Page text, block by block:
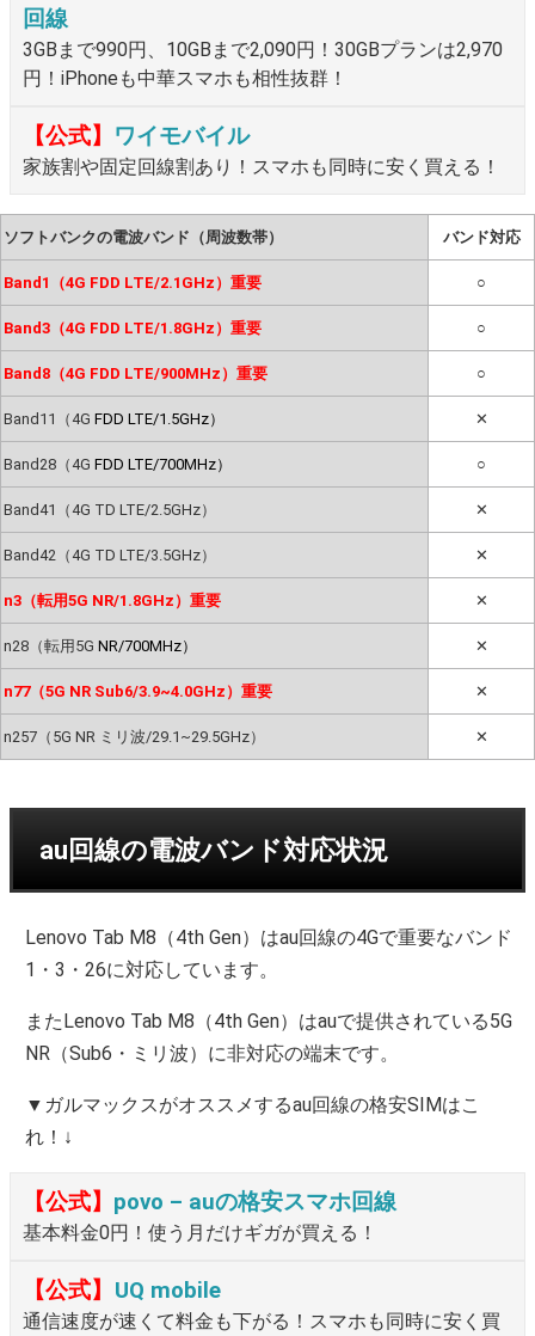
回線
3GBまで990円、10GBまで2,090円！30GBプランは2,970
円！iPhoneも中華スマホも相性抜群！
【公式】 ワイモバイル
家族割や固定回線割あり！スマホも同時に安く買える！
ソフトバンクの電波バンド（周波数帯） バンド対応
Band1（4G FDD LTE/2.1GHz）重要 ○
Band3（4G FDD LTE/1.8GHz）重要 ○
Band8（4G FDD LTE/900MHz）重要 ○
Band11（4G FDD LTE/1.5GHz） ✕
Band28（4G FDD LTE/700MHz） ○
Band41（4G TD LTE/2.5GHz） ✕
Band42（4G TD LTE/3.5GHz） ✕
n3（転用5G NR/1.8GHz）重要 ✕
n28（転用5G NR/700MHz） ✕
n77（5G NR Sub6/3.9~4.0GHz）重要 ✕
n257（5G NR ミリ波/29.1~29.5GHz） ✕
au回線の電波バンド対応状況
Lenovo Tab M8（4th Gen）はau回線の4Gで重要なバンド
1・3・26に対応しています。
またLenovo Tab M8（4th Gen）はauで提供されている5G
NR（Sub6・ミリ波）に非対応の端末です。
▼ガルマックスがオススメするau回線の格安SIMはこ
れ！↓
【公式】 povo – auの格安スマホ回線
基本料金0円！使う月だけギガが買える！
【公式】 UQ mobile
通信速度が速くて料金も下がる！スマホも同時に安く買